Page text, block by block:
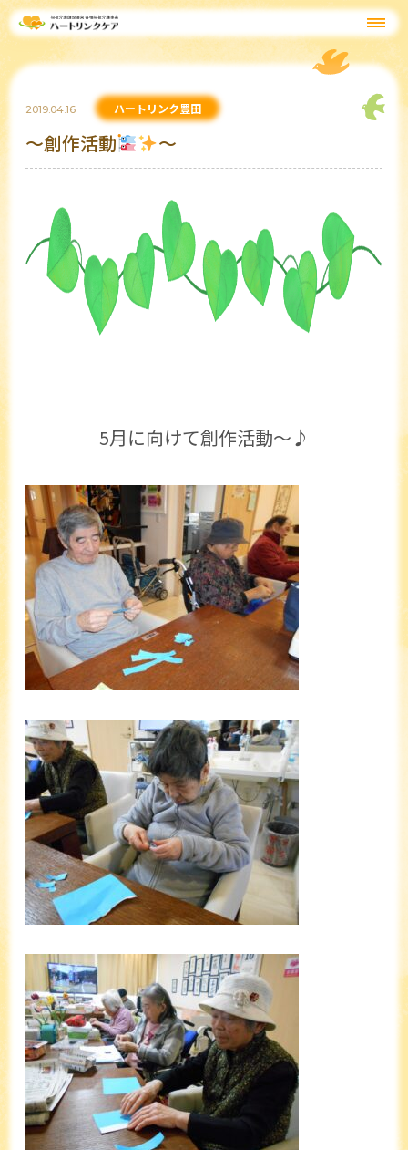
2019.04.16 ハートリンク豊田
～創作活動 ～
5月に向けて創作活動～♪